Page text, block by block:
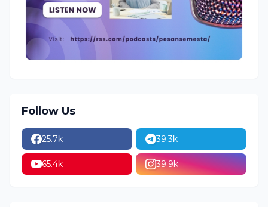
Follow Us
25.7k 39.3k
65.4k 39.9k